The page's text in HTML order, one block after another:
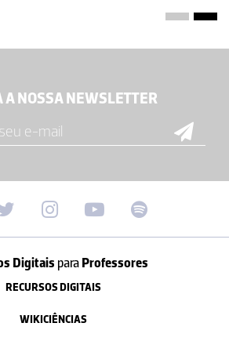
A NOSSA NEWSLETTER
Digitais paraProfessores
RECURSOS DIGITAIS
WIKICIÊNCIAS